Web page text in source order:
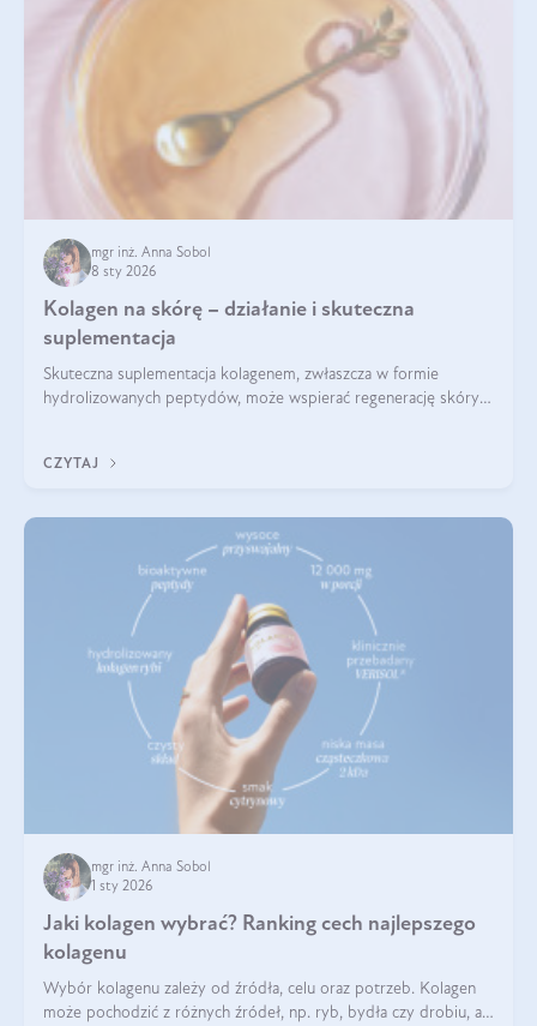
mgr inż. Anna Sobol
8 sty 2026
Kolagen na skórę – działanie i skuteczna
suplementacja
Skuteczna suplementacja kolagenem, zwłaszcza w formie
hydrolizowanych peptydów, może wspierać regenerację skóry i
CZYTAJ
mgr inż. Anna Sobol
1 sty 2026
Jaki kolagen wybrać? Ranking cech najlepszego
kolagenu
Wybór kolagenu zależy od źródła, celu oraz potrzeb. Kolagen
może pochodzić z różnych źródeł, np. ryb, bydła czy drobiu, a